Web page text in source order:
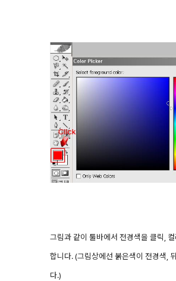
그림과 같이 툴바에서 전경색을 클릭,
합니다. (그림상에선 붉은색이 전경색,
다.)